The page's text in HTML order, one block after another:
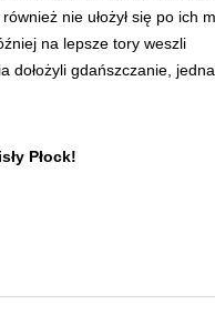
nie ułożył się po ich
na lepsze tory weszli
dołożyli gdańszczanie,
Płock!